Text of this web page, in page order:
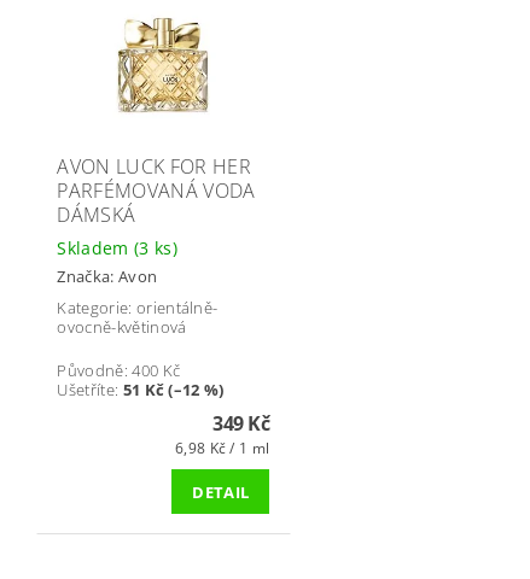
AVON LUCK FOR HER
PARFÉMOVANÁ VODA
DÁMSKÁ
Skladem (3 ks)
Značka: Avon
Kategorie: orientálně-
ovocně-květinová
Původně:400 Kč
Ušetříte: 51 Kč (–12 %)
349 Kč
6,98 Kč / 1 ml
DETAIL